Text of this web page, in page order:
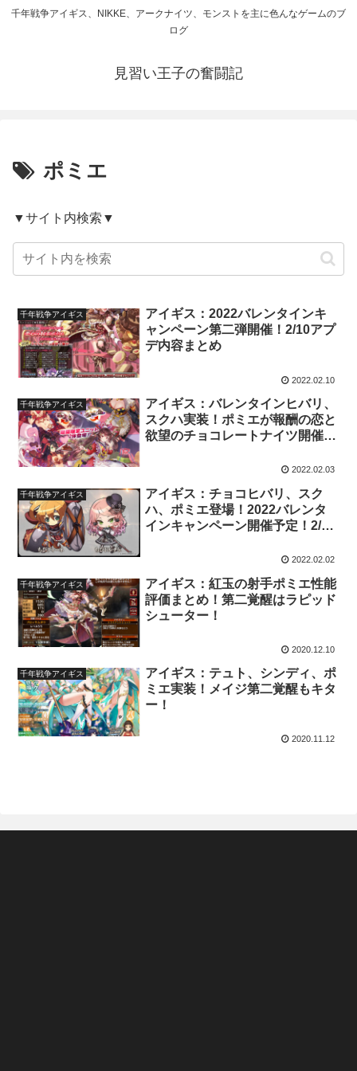
千年戦争アイギス、NIKKE、アークナイツ、モンストを主に色んなゲームのブ
ログ
見習い王子の奮闘記
ポミエ
▼サイト内検索▼
千年戦争アイギス
アイギス：2022バレンタインキ
ャンペーン第二弾開催！2/10アプ
デ内容まとめ
2022.02.10
千年戦争アイギス
アイギス：バレンタインヒバリ、
スクハ実装！ポミエが報酬の恋と
欲望のチョコレートナイツ開催開
2022.02.03
千年戦争アイギス
アイギス：チョコヒバリ、スク
ハ、ポミエ登場！2022バレンタ
インキャンペーン開催予定！2/3
2022.02.02
千年戦争アイギス
アイギス：紅玉の射手ポミエ性能
評価まとめ！第二覚醒はラピッド
シューター！
2020.12.10
千年戦争アイギス
アイギス：テュト、シンディ、ポ
ミエ実装！メイジ第二覚醒もキタ
ー！
2020.11.12